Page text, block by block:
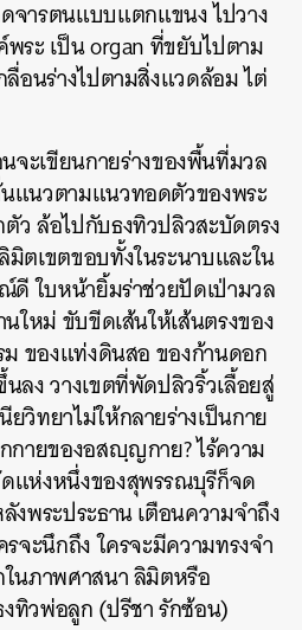
จารตนแบบแตกแขนง ไปวาง
ระ เป็น organ ที่ขยับไปตาม
อนร่างไปตามสิ่งแวดล้อม ไต่
จะเขียนกายร่างของพื้นที่มวล
แนวตามแนวทอดตัวของพระ
ล้อไปกับธงทิวปลิวสะบัดตรง
ตเขตขอบทั้งในระนาบและใน
ดี ใบหน้ายิ้มร่าช่วยปัดเป่ามวล
ใหม่ ขับขีดเส้นให้เส้นตรงของ
ม ของแท่งดินสอ ของก้านดอก
ลง วางเขตที่พัดปลิวริ้วเลื้อยสู่
วิทยาไม่ให้กลายร่างเป็นกาย
กายของอสญฺญกาย? ไร้ความ
แห่งหนึ่งของสุพรรณบุรีก็จด
พระประธาน เตือนความจำถึง
จะนึกถึง ใครจะมีความทรงจำ
นภาพศาสนา ลิมิตหรือ
ทิวพ่อลูก (ปรีชา รักซ้อน)